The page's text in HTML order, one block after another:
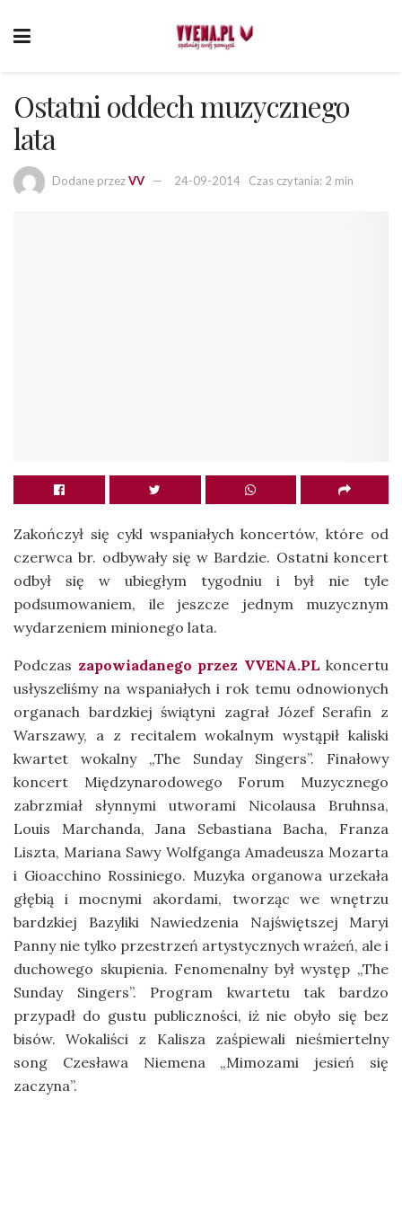
Ostatni oddech muzycznego
lata
Dodane przezVV 24-09-2014 Czas czytania: 2 min
Zakończył się cykl wspaniałych koncertów, które od
czerwca br. odbywały się w Bardzie. Ostatni koncert
odbył się w ubiegłym tygodniu i był nie tyle
podsumowaniem, ile jeszcze jednym muzycznym
wydarzeniem minionego lata.
Podczas zapowiadanego przez VVENA.PL koncertu
usłyszeliśmy na wspaniałych i rok temu odnowionych
organach bardzkiej świątyni zagrał Józef Serafin z
Warszawy, a z recitalem wokalnym wystąpił kaliski
kwartet wokalny „The Sunday Singers”. Finałowy
koncert Międzynarodowego Forum Muzycznego
zabrzmiał słynnymi utworami Nicolausa Bruhnsa,
Louis Marchanda, Jana Sebastiana Bacha, Franza
Liszta, Mariana Sawy Wolfganga Amadeusza Mozarta
i Gioacchino Rossiniego. Muzyka organowa urzekała
głębią i mocnymi akordami, tworząc we wnętrzu
bardzkiej Bazyliki Nawiedzenia Najświętszej Maryi
Panny nie tylko przestrzeń artystycznych wrażeń, ale i
duchowego skupienia. Fenomenalny był występ „The
Sunday Singers”. Program kwartetu tak bardzo
przypadł do gustu publiczności, iż nie obyło się bez
bisów. Wokaliści z Kalisza zaśpiewali nieśmiertelny
song Czesława Niemena „Mimozami jesień się
zaczyna”.